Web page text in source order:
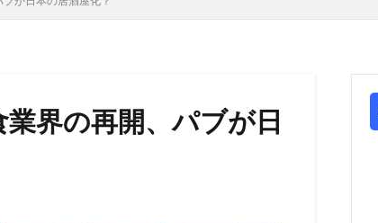
界の再開、パブが日